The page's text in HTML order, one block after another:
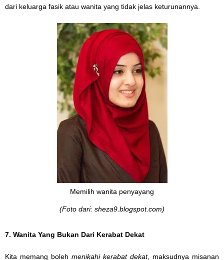
dari keluarga fasik atau wanita yang tidak jelas keturunannya.
Memilih wanita penyayang
(Foto dari: sheza9.blogspot.com)
7. Wanita Yang Bukan Dari Kerabat Dekat
Kita memang boleh menikahi kerabat dekat, maksudnya misanan